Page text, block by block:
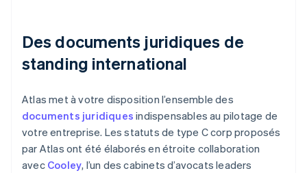
Des documents juridiques de
standing international
Atlas met à votre disposition l’ensemble des
documents juridiques indispensables au pilotage de
votre entreprise. Les statuts de type C corp proposés
par Atlas ont été élaborés en étroite collaboration
avec Cooley, l’un des cabinets d’avocats leaders